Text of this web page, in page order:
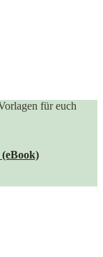
für euch